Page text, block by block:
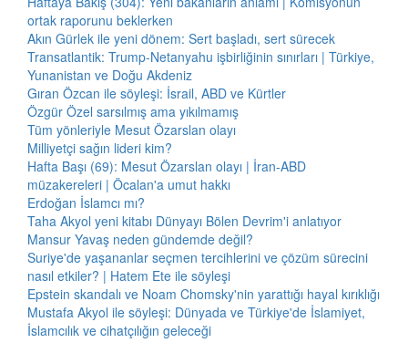
ortak raporunu beklerken
Akın Gürlek ile yeni dönem: Sert başladı, sert sürecek
Transatlantik: Trump-Netanyahu işbirliğinin sınırları | Türkiye,
Yunanistan ve Doğu Akdeniz
Gıran Özcan ile söyleşi: İsrail, ABD ve Kürtler
Özgür Özel sarsılmış ama yıkılmamış
Tüm yönleriyle Mesut Özarslan olayı
Milliyetçi sağın lideri kim?
Hafta Başı (69): Mesut Özarslan olayı | İran-ABD
müzakereleri | Öcalan'a umut hakkı
Erdoğan İslamcı mı?
Taha Akyol yeni kitabı Dünyayı Bölen Devrim'i anlatıyor
Mansur Yavaş neden gündemde değil?
Suriye'de yaşananlar seçmen tercihlerini ve çözüm sürecini
nasıl etkiler? | Hatem Ete ile söyleşi
Epstein skandalı ve Noam Chomsky'nin yarattığı hayal kırıklığı
Mustafa Akyol ile söyleşi: Dünyada ve Türkiye'de İslamiyet,
İslamcılık ve cihatçılığın geleceği